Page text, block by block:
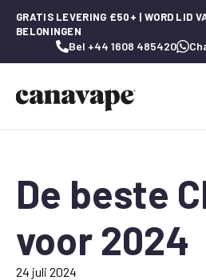
GRATIS LEVERING £50+ | WORD LID
BELONINGEN
Bel +44 1608 485420
De beste
voor 2024
24 juli 2024